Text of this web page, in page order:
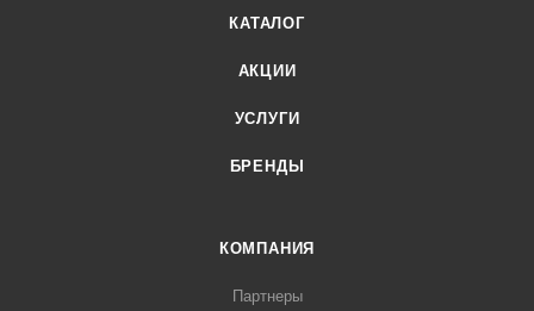
КАТАЛОГ
АКЦИИ
УСЛУГИ
БРЕНДЫ
КОМПАНИЯ
Партнеры